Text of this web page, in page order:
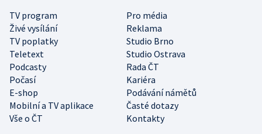
TV program
Pro média
Živé vysílání
Reklama
TV poplatky
Studio Brno
Teletext
Studio Ostrava
Podcasty
Rada ČT
Počasí
Kariéra
E-shop
Podávání námětů
Mobilní a TV aplikace
Časté dotazy
Vše o ČT
Kontakty